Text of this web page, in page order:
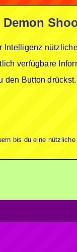
verfügbare
den Button
bis du eine